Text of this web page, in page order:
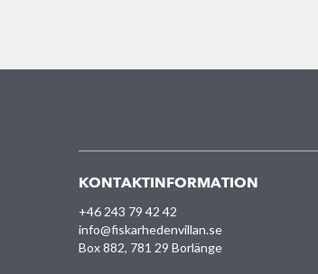
KONTAKTINFORMATION
+46 243 79 42 42
info@fiskarhedenvillan.se
Box 882, 781 29 Borlänge